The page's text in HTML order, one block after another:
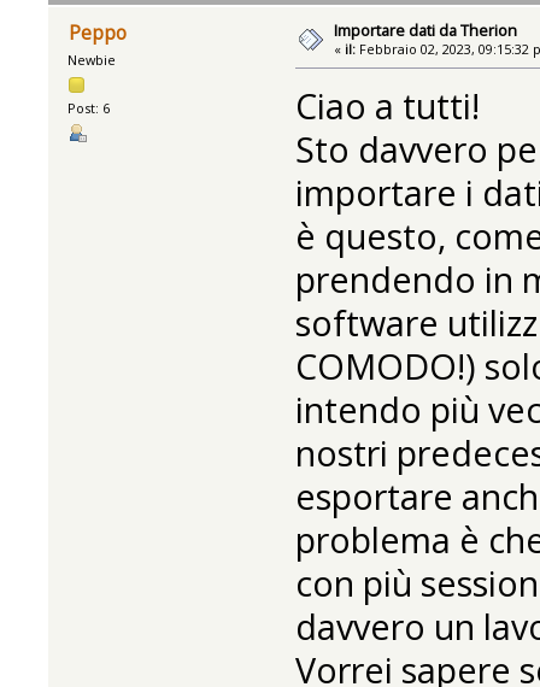
Peppo
Newbie
Post: 6
Importare dati da Therion
« il: Febbraio 02, 2023, 09:15:32
Ciao a tutti!
Sto davvero
importare i
è questo,
prendendo in
software
COMODO!)
intendo più
nostri
esportare
problema è
con più
davvero un
Vorrei sapere